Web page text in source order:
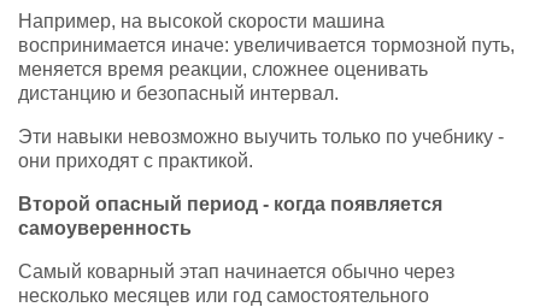
Например, на высокой скорости машина
воспринимается иначе: увеличивается тормозной путь,
меняется время реакции, сложнее оценивать
дистанцию и безопасный интервал.
Эти навыки невозможно выучить только по учебнику -
они приходят с практикой.
Второй опасный период - когда появляется
самоуверенность
Самый коварный этап начинается обычно через
несколько месяцев или год самостоятельного